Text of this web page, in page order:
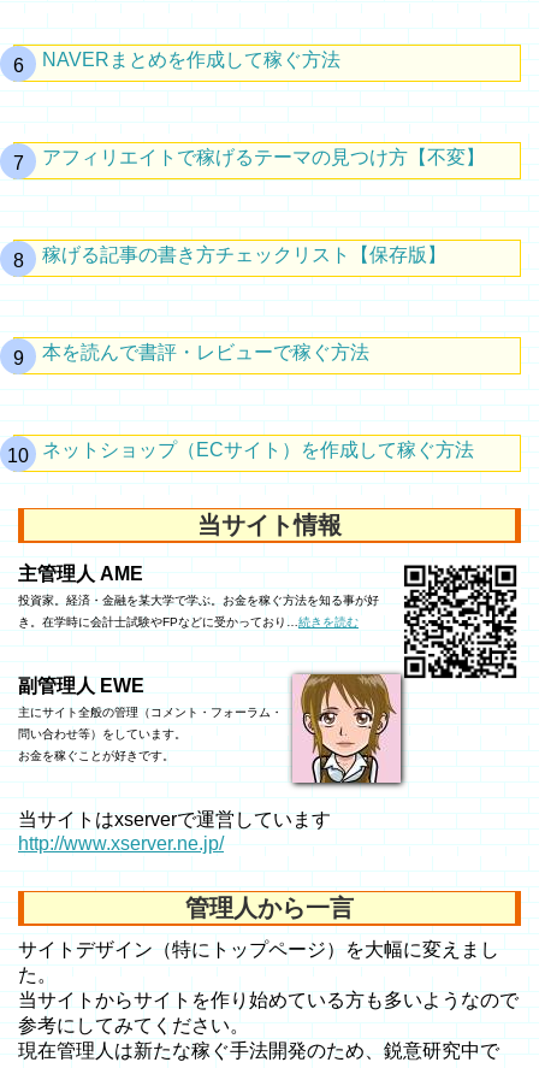
NAVERまとめを作成して稼ぐ方法
アフィリエイトで稼げるテーマの見つけ方【不変】
稼げる記事の書き方チェックリスト【保存版】
本を読んで書評・レビューで稼ぐ方法
ネットショップ（ECサイト）を作成して稼ぐ方法
当サイト情報
主管理人 AME
投資家。経済・金融を某大学で学ぶ。お金を稼ぐ方法を知る事が好
き。在学時に会計士試験やFPなどに受かっており…続きを読む
副管理人 EWE
主にサイト全般の管理（コメント・フォーラム・
問い合わせ等）をしています。
お金を稼ぐことが好きです。
当サイトはxserverで運営しています
http://www.xserver.ne.jp/
管理人から一言
サイトデザイン（特にトップページ）を大幅に変えまし
た。
当サイトからサイトを作り始めている方も多いようなので
参考にしてみてください。
現在管理人は新たな稼ぐ手法開発のため、鋭意研究中で